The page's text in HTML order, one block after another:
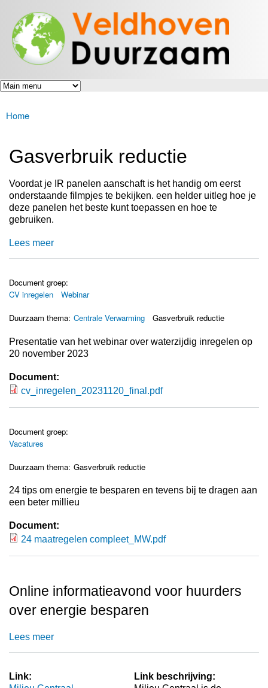
en naar
de inhoud
gaan
Veldhoven
Duurzaam
Energiek
naar de
toekomst
U bent hier
Home
Gasverbruik reductie
Voordat je IR panelen aanschaft is het handig om eerst
onderstaande filmpjes te bekijken. een helder uitleg hoe je
deze panelen het beste kunt toepassen en hoe te
gebruiken.
Lees meer
Document groep:
CV inregelen
Webinar
Duurzaam thema: Centrale Verwarming Gasverbruik reductie
Presentatie van het webinar over waterzijdig inregelen op
20 november 2023
Document:
cv_inregelen_20231120_final.pdf
cv_inregelen_20231120_final.pdf
Document groep:
Vacatures
Duurzaam thema: Gasverbruik reductie
24 tips om energie te besparen en tevens bij te dragen aan
een beter millieu
Document:
24 maatregelen compleet_MW.pdf
24 maatregelen compleet_MW.pdf
Online informatieavond voor huurders
over energie besparen
Lees meer
Link:
Link beschrijving: